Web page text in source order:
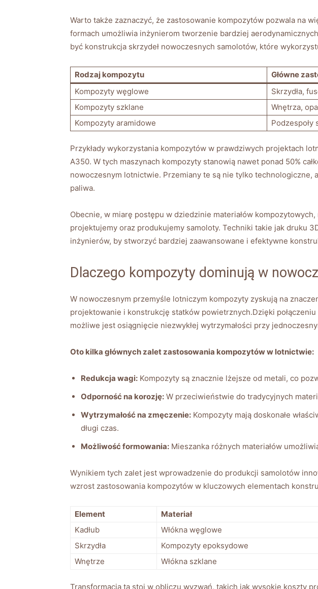
Warto także zaznaczyć, że zastosowanie kompozytów pozwala na
formach umożliwia inżynierom tworzenie bardziej
być konstrukcja skrzydeł nowoczesnych samolotów, które
Rodzaj kompozytu
Główne
Kompozyty węglowe
Skrzydła,
Kompozyty szklane
Wnętrza,
Kompozyty aramidowe
Podzespoły
Przykłady wykorzystania kompozytów w prawdziwych projektach
A350. W tych maszynach kompozyty stanowią nawet ponad 50%
nowoczesnym lotnictwie. Przemiany te są nie tylko
paliwa.
Obecnie, w miarę postępu w dziedzinie materiałów
projektujemy oraz produkujemy samoloty. Techniki takie jak druku
inżynierów, by stworzyć bardziej zaawansowane i efektywne
Dlaczego kompozyty dominują w
W nowoczesnym przemyśle lotniczym kompozyty zyskują na
projektowanie i konstrukcję statków powietrznych.Dzięki
możliwe jest osiągnięcie niezwykłej wytrzymałości przy
Oto kilka głównych zalet zastosowania kompozytów w lotnictwie:
Redukcja wagi: Kompozyty są znacznie lżejsze od metali, co
Odporność na korozję: W przeciwieństwie do tradycyjnych
Wytrzymałość na zmęczenie: Kompozyty mają doskonałe
długi czas.
Możliwość formowania: Mieszanka różnych materiałów
Wynikiem tych zalet jest wprowadzenie do produkcji samolotów
wzrost zastosowania kompozytów w kluczowych elementach
Element Materiał
Kadłub
Włókna węglowe
Skrzydła
Kompozyty epoksydowe
Wnętrze
Włókna szklane
Transformacja ta stoi w obliczu wyzwań, takich jak wysokie koszty